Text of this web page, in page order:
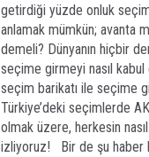
getirdiği yüzde onluk
anlamak mümkün; avanta
demeli? Dünyanın hiçbir
seçime girmeyi nasıl kabul
seçim barikatı ile seçime
Türkiye’deki seçimlerde
olmak üzere, herkesin
izliyoruz! Bir de şu haber